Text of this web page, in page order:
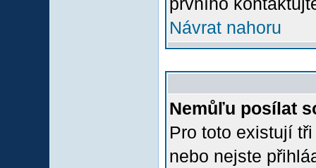
Návrat nahoru
Nemůľu posílat
Pro toto existují
nebo nejste